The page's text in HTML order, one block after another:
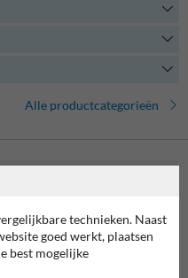
te bedienen en bieden een
bent in het
Alle productcategorieën
of vul het
mogelijk.
technieken. Naast
goed werkt, plaatsen
best mogelijke